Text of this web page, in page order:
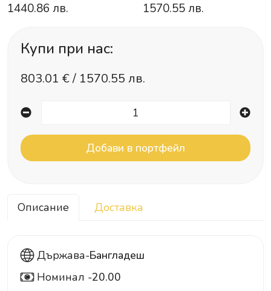
1440.86 лв.
1570.55 лв.
Купи при нас:
803.01 € / 1570.55 лв.
Описание Доставка
Държава-Бангладеш
20 Номинал -20.00